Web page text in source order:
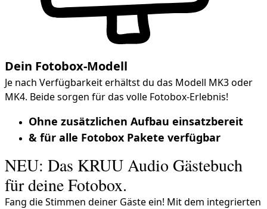
Dein Fotobox-Modell
Je nach Verfügbarkeit erhältst du das Modell MK3 oder
MK4. Beide sorgen für das volle Fotobox-Erlebnis!
Ohne zusätzlichen Aufbau einsatzbereit
& für alle Fotobox Pakete verfügbar
NEU: Das KRUU Audio Gästebuch
für deine Fotobox.
Fang die Stimmen deiner Gäste ein! Mit dem integrierten